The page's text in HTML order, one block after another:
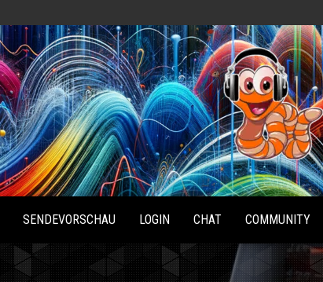
Radio
Waterlu
SENDEVORSCHAU LOGIN CHAT COMMUNITY